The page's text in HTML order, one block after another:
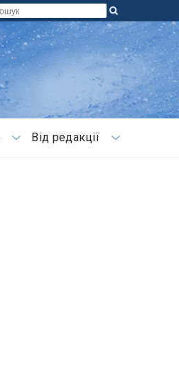
Від редакції